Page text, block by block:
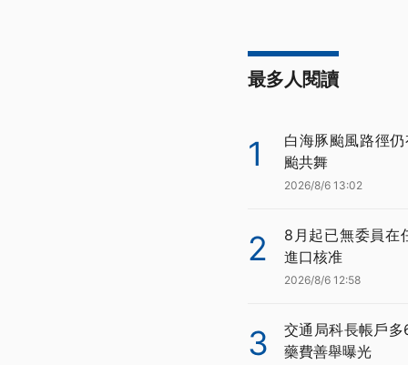
最多人閱讀
1
白海豚颱風路徑
颱共舞
2026/8/6 13:02
2
8月起已無委員在
進口核准
2026/8/6 12:58
3
交通局科長帳戶
藥費善舉曝光